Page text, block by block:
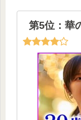
第5位：華